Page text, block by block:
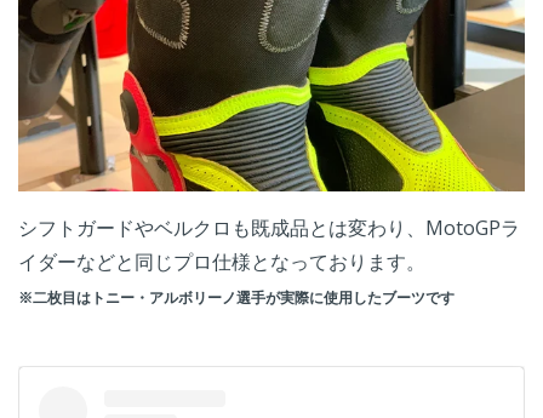
シフトガードやベルクロも既成品とは変わり、MotoGPラ
イダーなどと同じプロ仕様となっております。
※二枚目はトニー・アルボリーノ選手が実際に使用したブーツです